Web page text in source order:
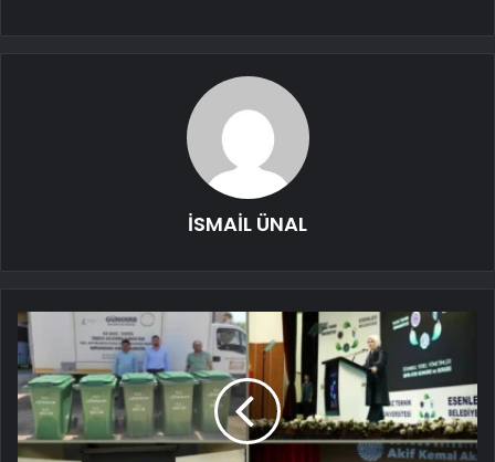
İSMAİL ÜNAL